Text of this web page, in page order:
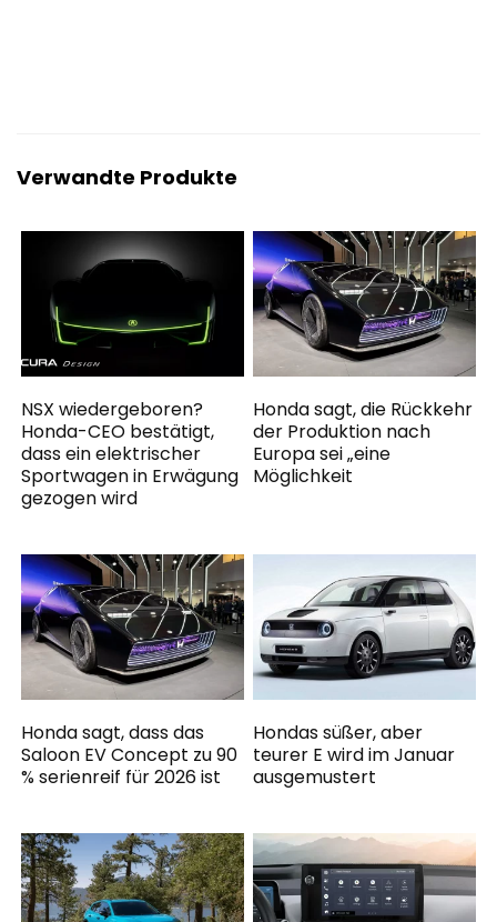
Verwandte Produkte
NSX wiedergeboren?
Honda-CEO bestätigt,
dass ein elektrischer
Sportwagen in Erwägung
gezogen wird
Honda sagt, die Rückkehr
der Produktion nach
Europa sei „eine
Möglichkeit
Honda sagt, dass das
Saloon EV Concept zu 90
% serienreif für 2026 ist
Hondas süßer, aber
teurer E wird im Januar
ausgemustert